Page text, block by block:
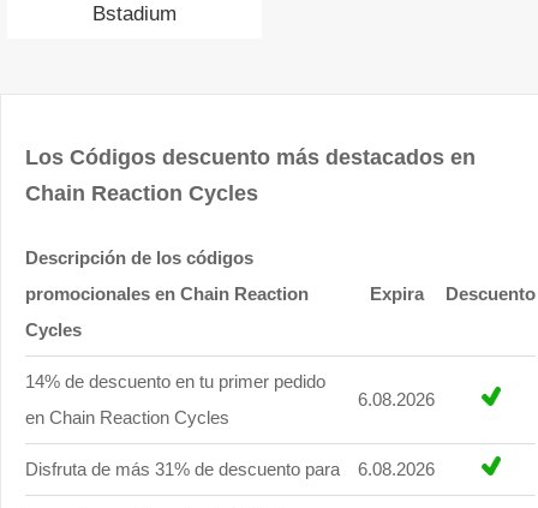
Bstadium
Los Códigos descuento más destacados en
Chain Reaction Cycles
Descripción de los códigos
promocionales en Chain Reaction
Cycles
Expira Descuento
14% de descuento en tu primer pedido
en Chain Reaction Cycles
6.08.2026
Disfruta de más 31% de descuento para 6.08.2026